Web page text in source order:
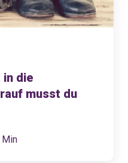
die
musst du
Min